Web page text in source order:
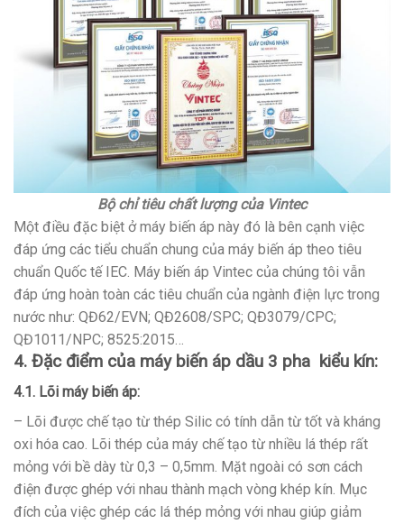
Bộ chỉ tiêu chất lượng của Vintec
Một điều đặc biệt ở máy biến áp này đó là bên cạnh việc
đáp ứng các tiểu chuẩn chung của máy biến áp theo tiêu
chuẩn Quốc tế IEC. Máy biến áp Vintec của chúng tôi vẫn
đáp ứng hoàn toàn các tiêu chuẩn của ngành điện lực trong
nước như: QĐ62/EVN; QĐ2608/SPC; QĐ3079/CPC;
QĐ1011/NPC; 8525:2015…
4. Đặc điểm của máy biến áp dầu 3 pha kiểu kín:
4.1. Lõi máy biến áp:
– Lõi được chế tạo từ thép Silic có tính dẫn từ tốt và kháng
oxi hóa cao. Lõi thép của máy chế tạo từ nhiều lá thép rất
mỏng với bề dày từ 0,3 – 0,5mm. Mặt ngoài có sơn cách
điện được ghép với nhau thành mạch vòng khép kín. Mục
đích của việc ghép các lá thép mỏng với nhau giúp giảm